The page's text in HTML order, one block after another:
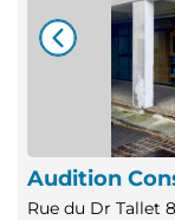
Audition
Rue du Dr Tallet